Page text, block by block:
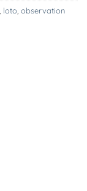
loto observation